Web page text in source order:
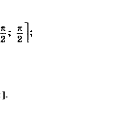
Психология
Отношения,